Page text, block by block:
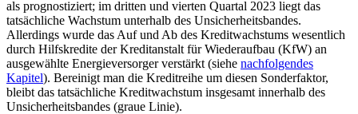
als prognostiziert; im dritten und vierten Quartal 2023 liegt das
tatsächliche Wachstum unterhalb des Unsicherheitsbandes.
Allerdings wurde das Auf und Ab des Kreditwachstums wesentlich
durch Hilfskredite der Kreditanstalt für Wiederaufbau (KfW) an
ausgewählte Energieversorger verstärkt (siehe nachfolgendes
Kapitel). Bereinigt man die Kreditreihe um diesen Sonderfaktor,
bleibt das tatsächliche Kreditwachstum insgesamt innerhalb des
Unsicherheitsbandes (graue Linie).